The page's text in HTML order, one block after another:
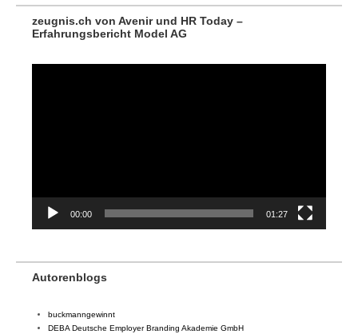
zeugnis.ch von Avenir und HR Today –
Erfahrungsbericht Model AG
00:00 01:27
Autorenblogs
buckmanngewinnt
DEBA Deutsche Employer Branding Akademie GmbH